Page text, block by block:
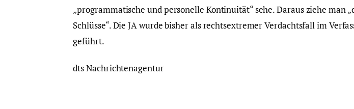
„programmatische und personelle Kontinuität“ sehe. Daraus ziehe man
Schlüsse“. Die JA wurde bisher als rechtsextremer Verdachtsfall im
geführt.
dts Nachrichtenagentur